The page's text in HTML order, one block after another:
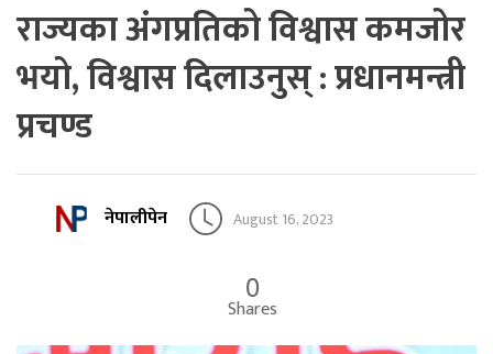
राज्यका अंगप्रतिको विश्वास कमजोर
भयो, विश्वास दिलाउनुस् : प्रधानमन्त्री
प्रचण्ड
नेपालीपेन August 16, 2023
0
Shares